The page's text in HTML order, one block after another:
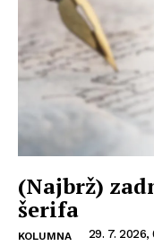
(Najbrž)
šerifa
KOLUMNA 29. 7. 2026,